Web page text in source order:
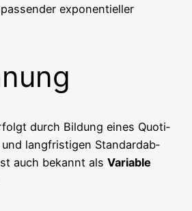
expo­nen­ti­el­ler
durch Bil­dung eines Quo­ti­
lang­fris­ti­gen Stan­dard­ab­
auch bekannt als Varia­ble